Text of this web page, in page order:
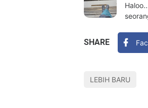
SHARE
LEBIH BARU